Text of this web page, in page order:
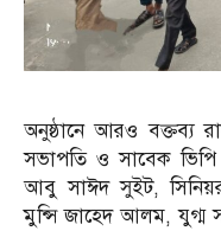
অনুষ্ঠানে আরও বক্তব্য
সভাপতি ও সাবেক
আবু সাঈদ সুইট,
মুন্সি জাহেদ আলম, যুগ্ম